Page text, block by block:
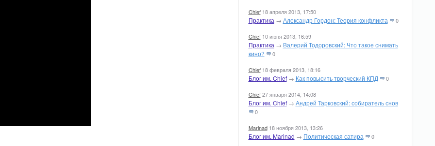
Chief 18 апреля 2013, 17:50
Практика → Александр Гордон: Теория конфликта 0
Chief 10 июня 2013, 16:59
Практика → Валерий Тодоровский: Что такое снимать
кино?
0
Chief 18 февраля 2013, 18:16
Блог им. Chief→ Как повысить творческий КПД 0
Chief 27 января 2014, 14:08
Блог им. Chief→ Андрей Тарковский: собиратель снов
0
Marinad 18 ноября 2013, 13:26
Блог им. Marinad → Политическая сатира 0